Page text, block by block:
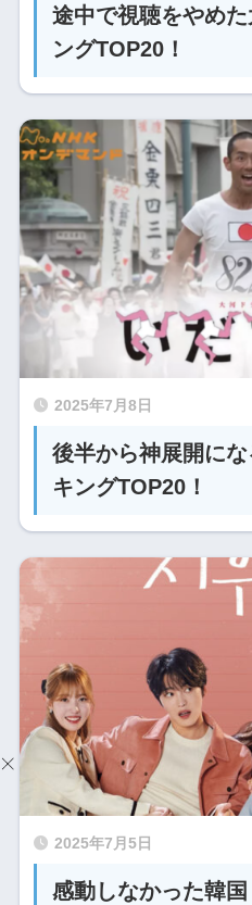
途中で視聴をやめ
ングTOP20！
2025年7月8日
後半から神展開に
キングTOP20！
2025年7月5日
感動しなかった韓